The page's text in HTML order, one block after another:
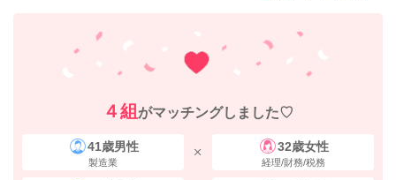
４組 がマッチングしました♡
41歳男性
製造業
32歳女性
経理/財務/税務